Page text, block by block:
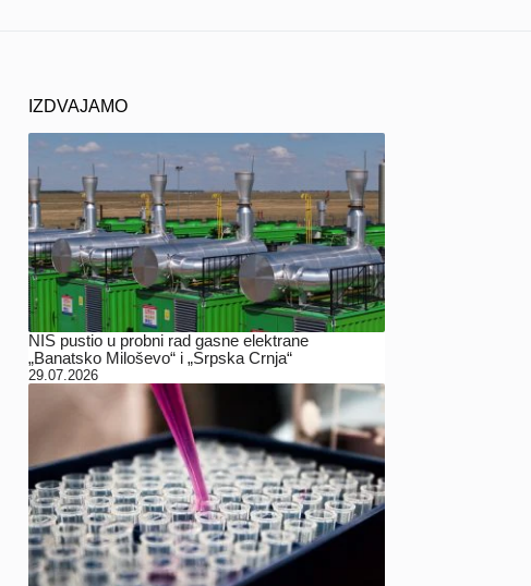
IZDVAJAMO
NIS pustio u probni rad gasne elektrane
„Banatsko Miloševo“ i „Srpska Crnja“
29.07.2026